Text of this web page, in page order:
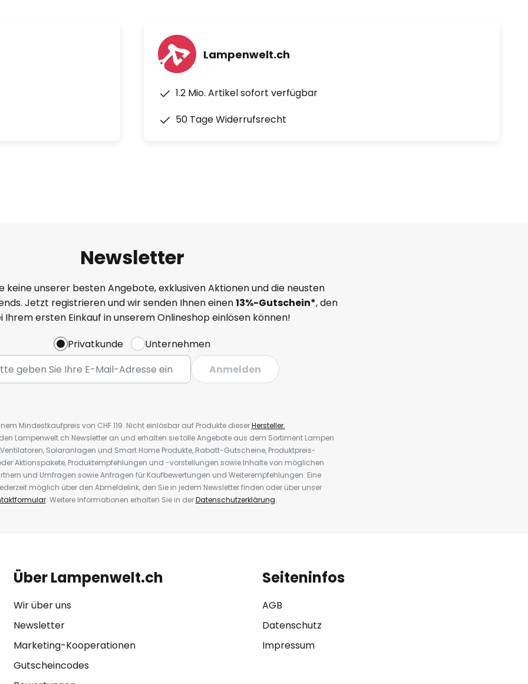
Lampenwelt.ch
1.2 Mio. Artikel sofort verfügbar
50 Tage Widerrufsrecht
Newsletter
keine unserer besten Angebote, exklusiven Aktionen und die neusten
Jetzt registrieren und wir senden Ihnen einen13%-Gutschein*, den
Ihrem ersten Einkauf in unserem Onlineshop einlösen können!
Privatkunde
Unternehmen
Anmelden
Mindestkaufpreis von CHF 119. Nicht einlösbar auf Produkte dieserHersteller.
Lampenwelt.ch Newsletter an und erhalten sie tolle Angebote aus dem Sortiment Lampen
Solaranlagen und Smart Home Produkte, Rabatt-Gutscheine, Produktpreis-
Aktionspakete, Produktempfehlungen und -vorstellungen sowie Inhalte von möglichen
und Umfragen sowie Anfragen für Kaufbewertungen und Weiterempfehlungen. Eine
möglich über den Abmeldelink, den Sie in jedem Newsletter finden oder über unser
. Weitere Informationen erhalten Sie in derDatenschutzerklärung.
Über Lampenwelt.ch
Wir über uns
Newsletter
Marketing-Kooperationen
Gutscheincodes
Seiteninfos
AGB
Datenschutz
Impressum